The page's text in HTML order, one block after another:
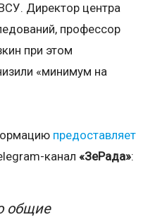
Директор центра
профессор
при этом
«минимум на
предоставляет
канал«ЗеРада»:
общие